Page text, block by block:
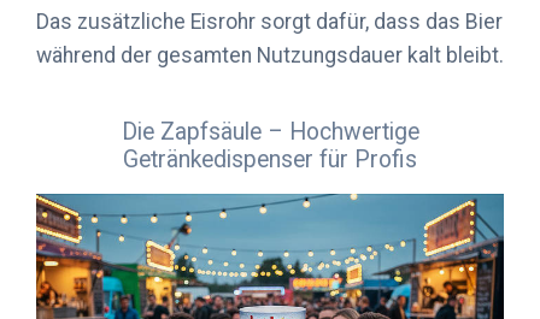
Das zusätzliche Eisrohr sorgt dafür, dass das Bier
während der gesamten Nutzungsdauer kalt bleibt.
Die Zapfsäule – Hochwertige
Getränkedispenser für Profis